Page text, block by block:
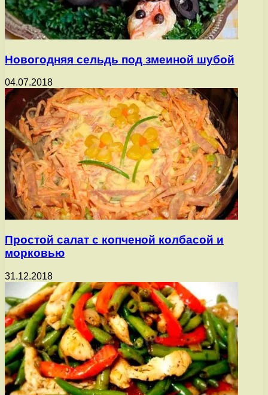
Новогодняя сельдь под змеиной шубой
04.07.2018
Простой салат с копченой колбасой и
морковью
31.12.2018